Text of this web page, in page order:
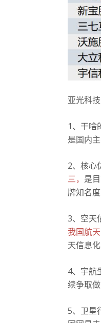
亚光科
1、干啥
是国内
2、核心
三， 是
牌知名
3、空天
我国航
天信息
4、宇航
续争取
5、卫星